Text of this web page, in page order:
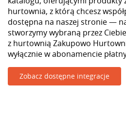
hurtownia, z którą chcesz
dostępna na naszej stronie —
stworzymy wybraną przez
z hurtownią Zakupowo
wyłącznie w abonamencie
Zobacz dostępne integracje